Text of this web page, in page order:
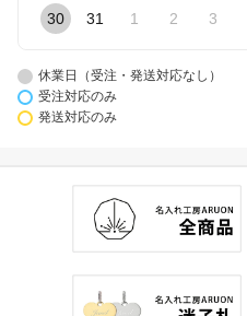
30 31 1 2 3
休業日（受注・発送対応なし）
受注対応のみ
発送対応のみ